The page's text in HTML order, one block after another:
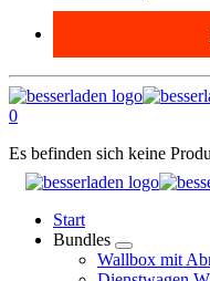
0
Es befinden sich keine
Start
Bundles
Wallbox mit